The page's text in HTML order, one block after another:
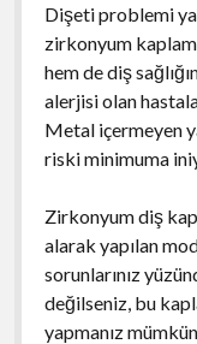
Dişeti problemi
zirkonyum
hem de diş
alerjisi olan
Metal içermeyen
riski minimuma
Zirkonyum diş
alarak yapılan
sorunlarınız
değilseniz, bu
yapmanız